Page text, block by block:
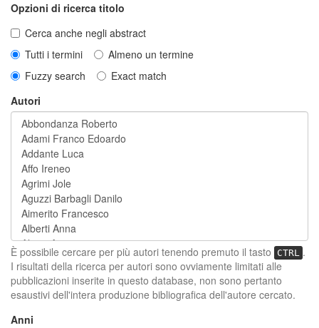
Opzioni di ricerca titolo
Cerca anche negli abstract
Tutti i termini
Almeno un termine
Fuzzy search
Exact match
Autori
È possibile cercare per più autori tenendo premuto il tasto CTRL .
I risultati della ricerca per autori sono ovviamente limitati alle
pubblicazioni inserite in questo database, non sono pertanto
esaustivi dell'intera produzione bibliografica dell'autore cercato.
Anni